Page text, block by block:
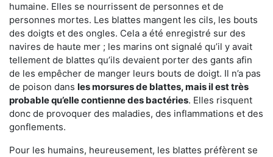
humaine. Elles se nourrissent de personnes et de
personnes mortes. Les blattes mangent les cils, les bouts
des doigts et des ongles. Cela a été enregistré sur des
navires de haute mer ; les marins ont signalé qu’il y avait
tellement de blattes qu’ils devaient porter des gants afin
de les empêcher de manger leurs bouts de doigt. Il n’a pas
de poison dans les morsures de blattes, mais il est très
probable qu’elle contienne des bactéries. Elles risquent
donc de provoquer des maladies, des inflammations et des
gonflements.
Pour les humains, heureusement, les blattes préfèrent se